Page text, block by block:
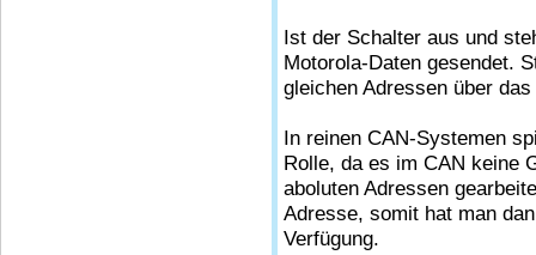
Ist der Schalter aus und
Motorola-Daten gesendet.
gleichen Adressen über
In reinen CAN-Systemen
Rolle, da es im CAN keine
aboluten Adressen
Adresse, somit hat man
Verfügung.